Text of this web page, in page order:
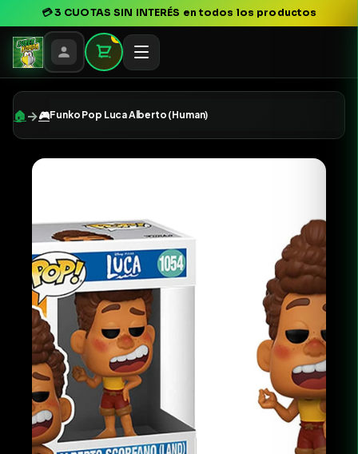
💳3 CUOTAS SIN INTERÉS en todos los productos
0
🏠 →🎮Funko Pop Luca Alberto (Human)